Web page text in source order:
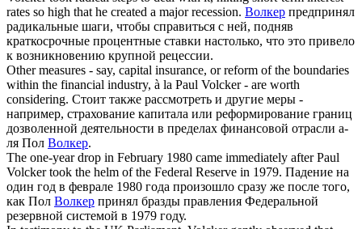
rates so high that he created a major recession. Волкер предпринял
радикальные шаги, чтобы справиться с ней, подняв
краткосрочные процентные ставки настолько, что это привело
к возникновению крупной рецессии.
Other measures - say, capital insurance, or reform of the boundaries
within the financial industry, à la Paul Volcker- are worth
considering. Стоит также рассмотреть и другие меры -
например, страхование капитала или реформирование границ
дозволенной деятельности в пределах финансовой отрасли а-
ля Пол Волкер.
The one-year drop in February 1980 came immediately after Paul
Volckertook the helm of the Federal Reserve in 1979. Падение на
один год в феврале 1980 года произошло сразу же после того,
как Пол Волкер принял бразды правления Федеральной
резервной системой в 1979 году.